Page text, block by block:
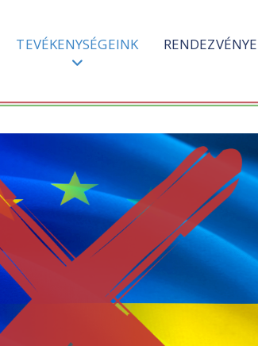
TEVÉKENYSÉGEINK